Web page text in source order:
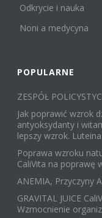
Odkrycie i nauka
Noni a medycyna
POPULARNE
ZESPÓŁ
Jak poprawić wzrok
antyoksydanty i
lepszy wzrok.
Poprawa wzroku
CaliVita na poprawę
ANEMIA, Przyczyny
GRAVITAL JUICE
Wzmocnienie